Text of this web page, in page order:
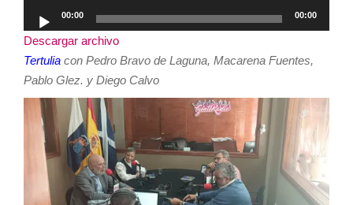
de
audio
00:00 00:00
Descargar archivo
Tertulia con Pedro Bravo de Laguna, Macarena Fuentes,
Pablo Glez. y Diego Calvo